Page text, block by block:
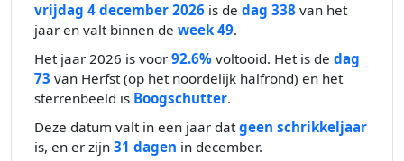
vrijdag 4 december 2026 is de dag 338 van het
jaar en valt binnen de week 49.
Het jaar 2026 is voor 92.6% voltooid. Het is de dag
73 van Herfst (op het noordelijk halfrond) en het
sterrenbeeld is Boogschutter.
Deze datum valt in een jaar datgeen schrikkeljaar
is, en er zijn 31 dagen in december.